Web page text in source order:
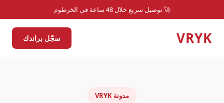
🚀 توصيل سريع خلال 48 ساعة في الخرطوم
VRYK سجّل براندك
مدونة VRYK